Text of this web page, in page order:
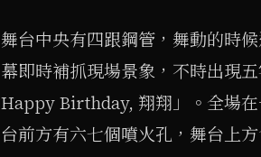
舞台中央有四跟鋼管，舞動的時
幕即時補抓現場景象，不時出現
Happy Birthday, 翔翔」。全場
台前方有六七個噴火孔，舞台上